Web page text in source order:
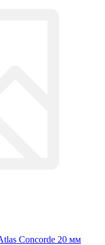
Concorde 20 мм